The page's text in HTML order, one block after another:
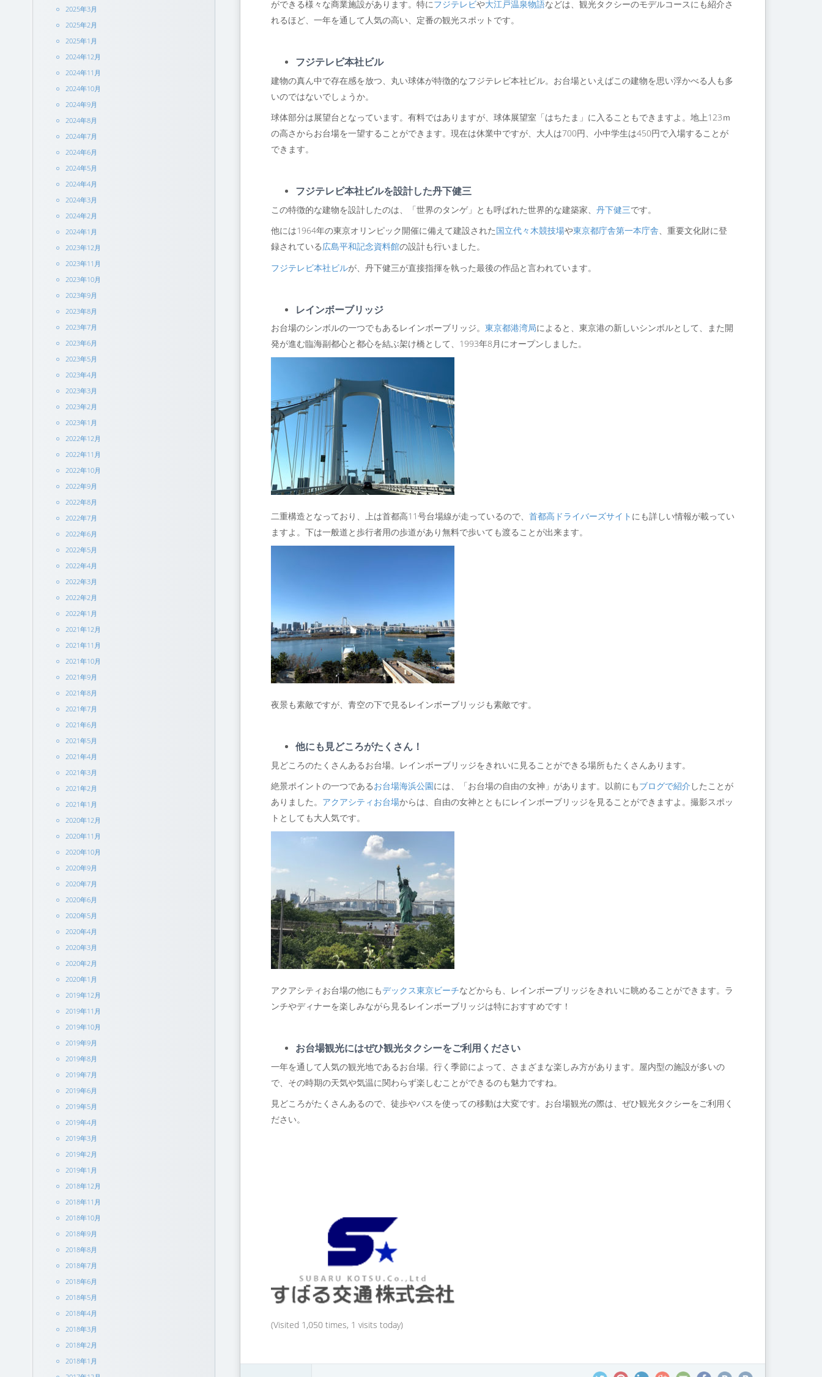
2025年3月
2025年2月
2025年1月
2024年12月
2024年11月
2024年10月
2024年9月
2024年8月
2024年7月
2024年6月
2024年5月
2024年4月
2024年3月
2024年2月
2024年1月
2023年12月
2023年11月
2023年10月
2023年9月
2023年8月
2023年7月
2023年6月
2023年5月
2023年4月
2023年3月
2023年2月
2023年1月
2022年12月
2022年11月
2022年10月
2022年9月
2022年8月
2022年7月
2022年6月
2022年5月
2022年4月
2022年3月
2022年2月
2022年1月
2021年12月
2021年11月
2021年10月
2021年9月
2021年8月
2021年7月
2021年6月
2021年5月
2021年4月
2021年3月
2021年2月
2021年1月
2020年12月
2020年11月
2020年10月
2020年9月
2020年7月
2020年6月
2020年5月
2020年4月
2020年3月
2020年2月
2020年1月
2019年12月
2019年11月
2019年10月
2019年9月
2019年8月
2019年7月
2019年6月
2019年5月
2019年4月
2019年3月
2019年2月
2019年1月
2018年12月
2018年11月
2018年10月
2018年9月
2018年8月
2018年7月
2018年6月
2018年5月
2018年4月
2018年3月
2018年2月
2018年1月
ができる様々な商業施設があります。特にフジテレビや大江戸温泉物語などは、観光タクシーのモデルコースにも紹介さ
れるほど、一年を通して人気の高い、定番の観光スポットです。
フジテレビ本社ビル
建物の真ん中で存在感を放つ、丸い球体が特徴的なフジテレビ本社ビル。お台場といえばこの建物を思い浮かべる人も多
いのではないでしょうか。
球体部分は展望台となっています。有料ではありますが、球体展望室「はちたま」に入ることもできますよ。地上123ｍ
の高さからお台場を一望することができます。現在は休業中ですが、大人は700円、小中学生は450円で入場することが
できます。
フジテレビ本社ビルを設計した丹下健三
この特徴的な建物を設計したのは、「世界のタンゲ」とも呼ばれた世界的な建築家、 丹下健三です。
他には1964年の東京オリンピック開催に備えて建設された国立代々木競技場や東京都庁舎第一本庁舎、重要文化財に登
録されている広島平和記念資料館の設計も行いました。
フジテレビ本社ビルが、丹下健三が直接指揮を執った最後の作品と言われています。
レインボーブリッジ
お台場のシンボルの一つでもあるレインボーブリッジ。 東京都港湾局によると、東京港の新しいシンボルとして、また開
発が進む臨海副都心と都心を結ぶ架け橋として、1993年8月にオープンしました。
二重構造となっており、上は首都高11号台場線が走っているので、 首都高ドライバーズサイト にも詳しい情報が載ってい
ますよ。下は一般道と歩行者用の歩道があり無料で歩いても渡ることが出来ます。
夜景も素敵ですが、青空の下で見るレインボーブリッジも素敵です。
他にも見どころがたくさん！
見どころのたくさんあるお台場。レインボーブリッジをきれいに見ることができる場所もたくさんあります。
絶景ポイントの一つであるお台場海浜公園には、「お台場の自由の女神」があります。以前にもブログで紹介 したことが
ありました。 アクアシティお台場からは、自由の女神とともにレインボーブリッジを見ることができますよ。撮影スポッ
トとしても大人気です。
アクアシティお台場の他にもデックス東京ビーチなどからも、レインボーブリッジをきれいに眺めることができます。ラ
ンチやディナーを楽しみながら見るレインボーブリッジは特におすすめです！
お台場観光にはぜひ観光タクシーをご利用ください
一年を通して人気の観光地であるお台場。行く季節によって、さまざまな楽しみ方があります。屋内型の施設が多いの
で、その時期の天気や気温に関わらず楽しむことができるのも魅力ですね。
見どころがたくさんあるので、徒歩やバスを使っての移動は大変です。お台場観光の際は、ぜひ観光タクシーをご利用く
ださい。
(Visited 1,050 times, 1 visits today)